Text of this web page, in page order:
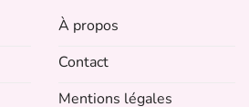
À propos
Contact
Mentions légales